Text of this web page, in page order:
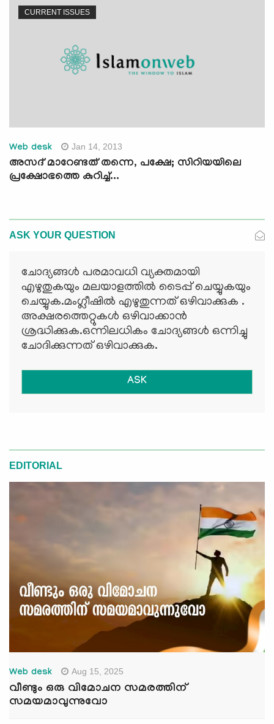
CURRENT ISSUES
Web desk Jan 14, 2013
അസദ് മാറേണ്ടത് തന്നെ, പക്ഷേ; സിറിയയിലെ
പ്രക്ഷോഭത്തെ കുറിച്ച്...
ASK YOUR QUESTION
ചോദ്യങ്ങള്‍ പരമാവധി വ്യക്തമായി
എഴുതുകയും മലയാളത്തില്‍ ടൈപ്പ് ചെയ്യുകയും
ചെയ്യുക.മംഗ്ലീഷില്‍ എഴുതുന്നത് ഒഴിവാക്കുക .
അക്ഷരത്തെറ്റുകള്‍ ഒഴിവാക്കാന്‍
ശ്രദ്ധിക്കുക.ഒന്നിലധികം ചോദ്യങ്ങള്‍ ഒന്നിച്ചു
ചോദിക്കുന്നത് ഒഴിവാക്കുക.
ASK
EDITORIAL
Web desk Aug 15, 2025
വീണ്ടും ഒരു വിമോചന സമരത്തിന്
സമയമാവുന്നുവോ